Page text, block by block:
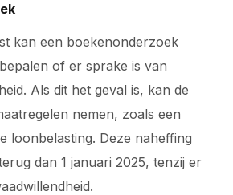
kan een boekenonderzoek
of er sprake is van
Als dit het geval is, kan de
nemen, zoals een
loonbelasting. Deze naheffing
dan 1 januari 2025, tenzij er